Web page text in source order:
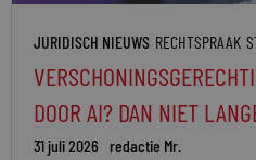
JURIDISCH NIEUWS RECHTSPRAAK
DOOR AI? DAN NIET
31 juli 2026 redactie Mr.